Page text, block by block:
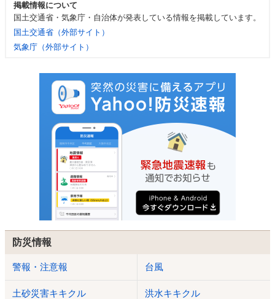
掲載情報について
国土交通省・気象庁・自治体が発表している情報を掲載しています。
国土交通省（外部サイト）
気象庁（外部サイト）
防災情報
警報・注意報 台風
土砂災害キキクル 洪水キキクル